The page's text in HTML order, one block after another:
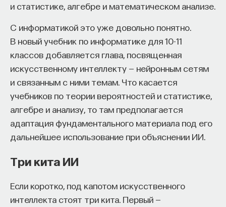
и статистике, алгебре и математическом анализе.
С информатикой это уже довольно понятно.
В новый учебник по информатике для 10-11
классов добавляется глава, посвященная
искусственному интеллекту — нейронным сетям
и связанным с ними темам. Что касается
учебников по теории вероятностей и статистике,
алгебре и анализу, то там предполагается
адаптация фундаментального материала под его
дальнейшее использование при объяснении ИИ.
Три кита ИИ
Если коротко, под капотом искусственного
интеллекта стоят три кита. Первый —